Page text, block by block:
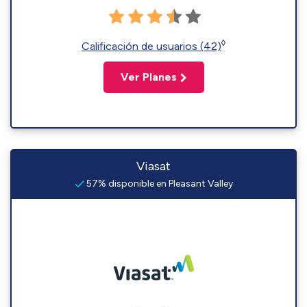
Calificación de usuarios (42)◊
Ver Planes
Viasat
57% disponible en Pleasant Valley